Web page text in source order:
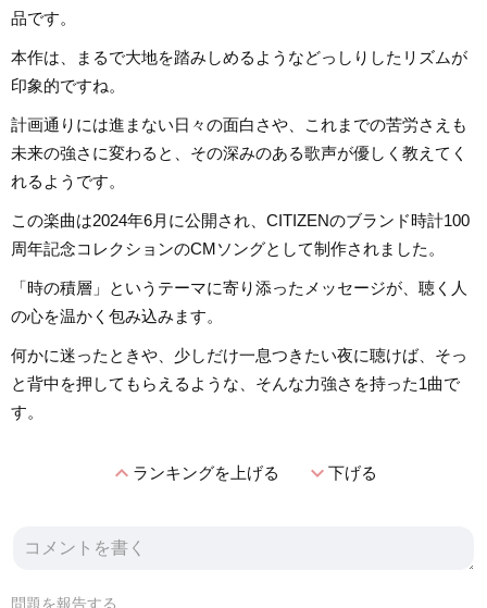
品です。
本作は、まるで大地を踏みしめるようなどっしりしたリズムが
印象的ですね。
計画通りには進まない日々の面白さや、これまでの苦労さえも
未来の強さに変わると、その深みのある歌声が優しく教えてく
れるようです。
この楽曲は2024年6月に公開され、CITIZENのブランド時計100
周年記念コレクションのCMソングとして制作されました。
「時の積層」というテーマに寄り添ったメッセージが、聴く人
の心を温かく包み込みます。
何かに迷ったときや、少しだけ一息つきたい夜に聴けば、そっ
と背中を押してもらえるような、そんな力強さを持った1曲で
す。
expand_lessランキングを上げる expand_more下げる
問題を報告する